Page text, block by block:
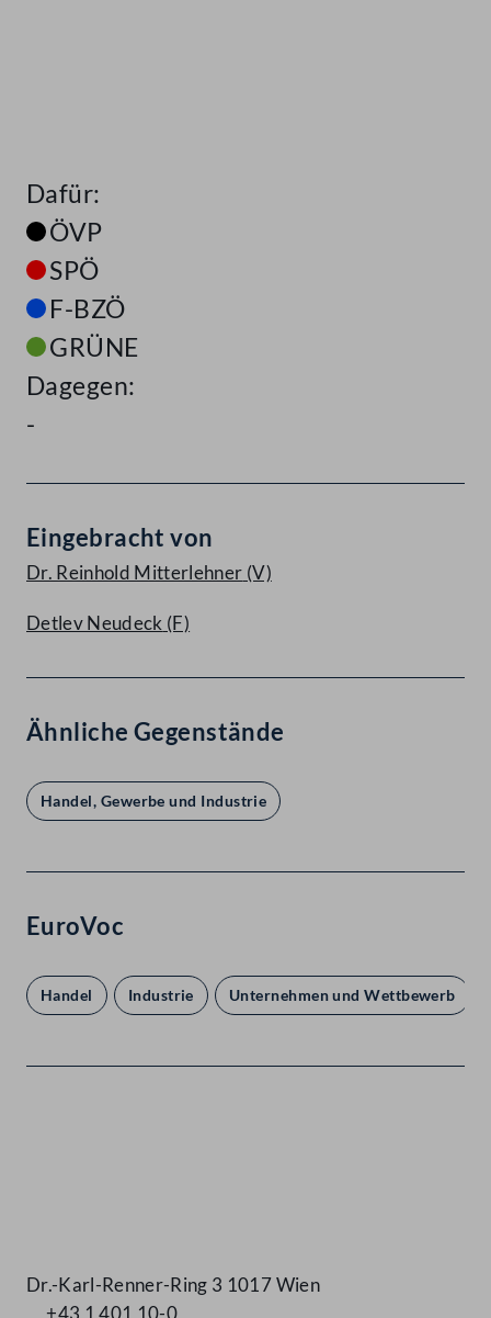
Dafür:
ÖVP
SPÖ
F-BZÖ
GRÜNE
Dagegen:
-
Eingebracht von
Dr. Reinhold Mitterlehner (V)
Detlev Neudeck (F)
Ähnliche Gegenstände
Handel, Gewerbe und Industrie
EuroVoc
Handel Industrie Unternehmen und Wettbewerb
Dr.-Karl-Renner-Ring 3 1017 Wien